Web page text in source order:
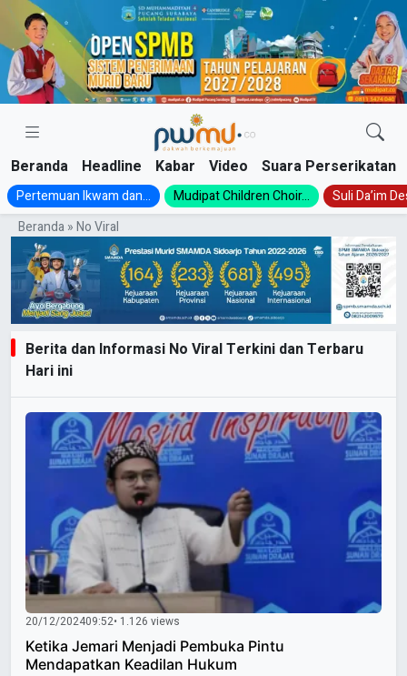
Skip
content
Beranda Headline Kabar Video Suara Perserikatan
Pertemuan Ikwam dan... Mudipat Children Choir...
Suli Da’im
Beranda»No Viral
Berita dan Informasi No Viral Terkini dan Terbaru
Hari ini
20/12/202409:52• 1.126 views
Ketika Jemari Menjadi Pembuka Pintu
Mendapatkan Keadilan Hukum